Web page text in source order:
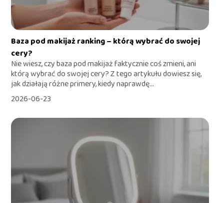
Baza pod makijaż ranking – którą wybrać do swojej
cery?
Nie wiesz, czy baza pod makijaż faktycznie coś zmieni, ani
którą wybrać do swojej cery? Z tego artykułu dowiesz się,
jak działają różne primery, kiedy naprawdę...
2026-06-23